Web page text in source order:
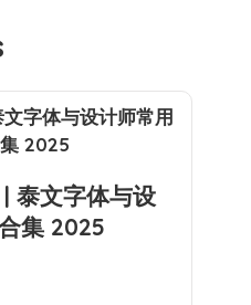
泰文字体与设
集 2025